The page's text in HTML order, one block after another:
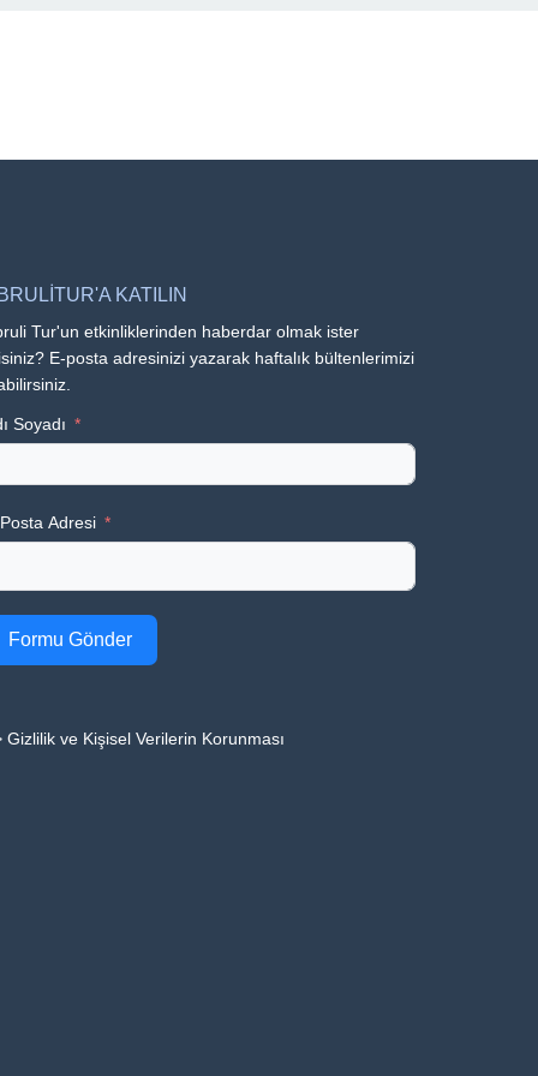
KATILIN
Tur'un etkinliklerinden haberdar olmak ister
E-posta adresinizi yazarak haftalık bültenlerimizi
Soyadı
Adresi
Formu Gönder
Gizlilik ve Kişisel Verilerin Korunması